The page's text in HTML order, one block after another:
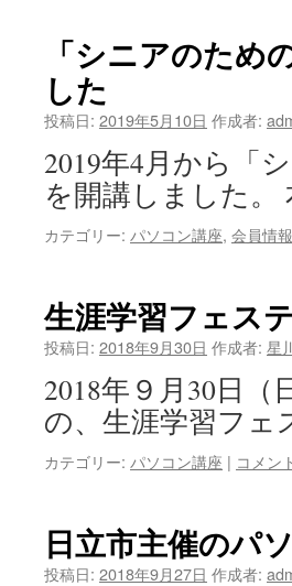
「シニアのため
した
投稿日: 2019年5月10日 作成者:
2019年4月から「
を開講しました
カテゴリー: パソコン講座, 会員情報
生涯学習フェス
投稿日: 2018年9月30日 作成者: 星
2018年９月30日
の、生涯学習フ
カテゴリー: パソコン講座 | コメン
日立市主催のパ
投稿日: 2018年9月27日 作成者: